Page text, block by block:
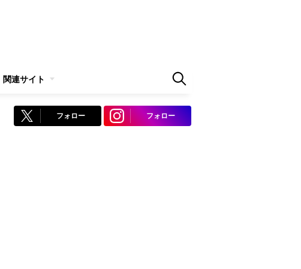
関連サイト
フォロー フォロー